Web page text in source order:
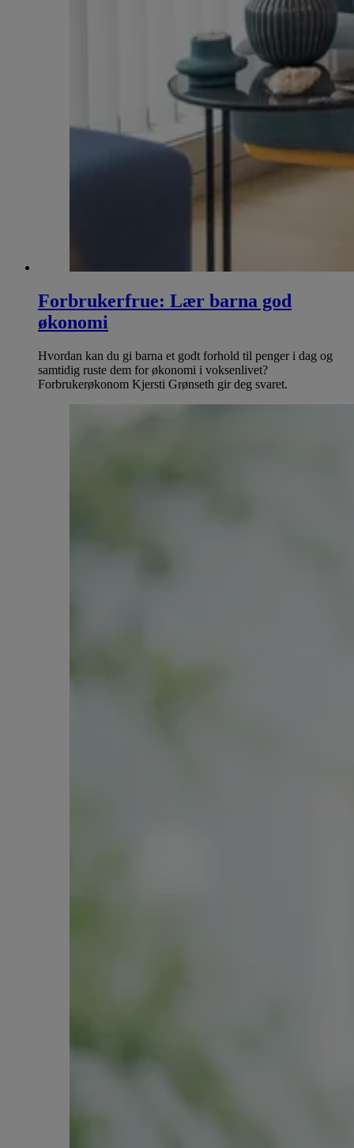
Forbrukerfrue: Lær barna god
økonomi
Hvordan kan du gi barna et godt forhold til penger i dag og
samtidig ruste dem for økonomi i voksenlivet?
Forbrukerøkonom Kjersti Grønseth gir deg svaret.